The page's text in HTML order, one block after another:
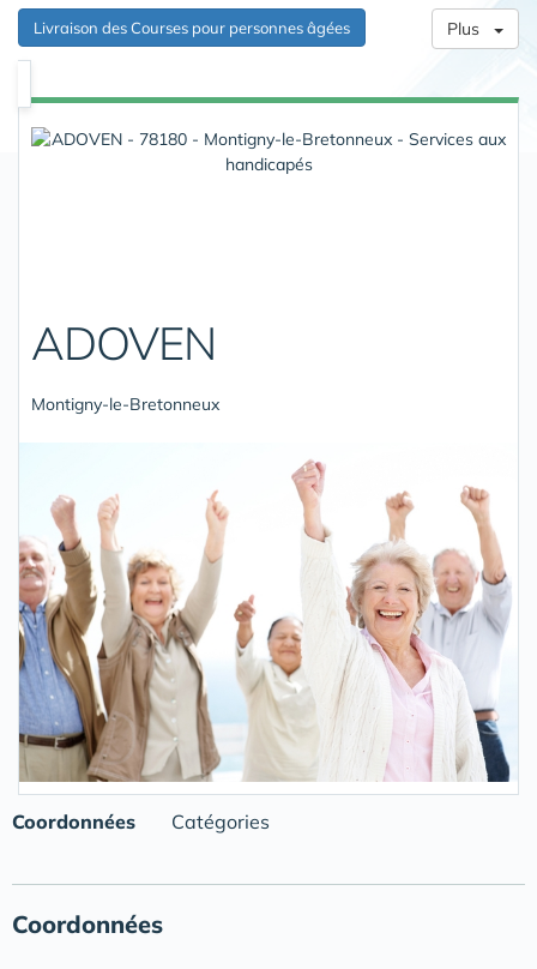
Livraison des Courses pour personnes âgées Plus
ADOVEN
Montigny-le-Bretonneux
Coordonnées Catégories
Coordonnées